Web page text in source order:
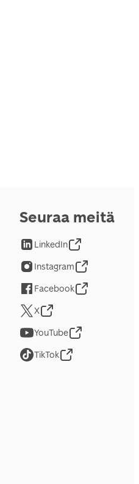
Seuraa meitä
LinkedIn
Instagram
Facebook
X
YouTube
TikTok